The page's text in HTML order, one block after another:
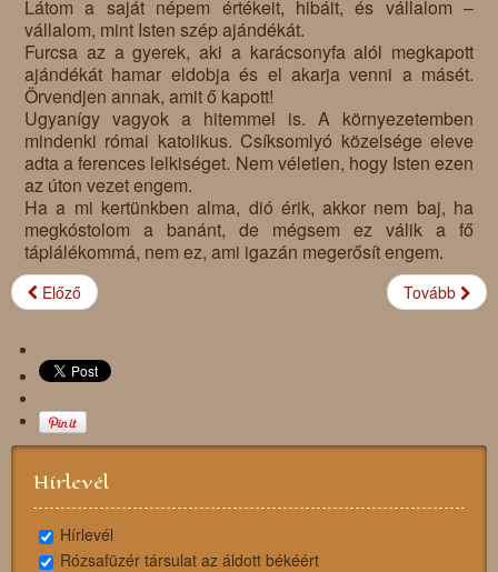
Látom a saját népem értékeit, hibáit, és vállalom –
vállalom, mint Isten szép ajándékát.
Furcsa az a gyerek, aki a karácsonyfa alól megkapott
ajándékát hamar eldobja és el akarja venni a másét.
Örvendjen annak, amit ő kapott!
Ugyanígy vagyok a hitemmel is. A környezetemben
mindenki római katolikus. Csíksomlyó közelsége eleve
adta a ferences lelkiséget. Nem véletlen, hogy Isten ezen
az úton vezet engem.
Ha a mi kertünkben alma, dió érik, akkor nem baj, ha
megkóstolom a banánt, de mégsem ez válik a fő
táplálékommá, nem ez, ami igazán megerősít engem.
Előző Tovább
Hírlevél
Hírlevél
Rózsafüzér társulat az áldott békéért